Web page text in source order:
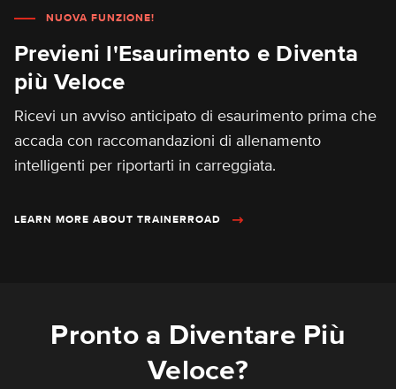
NUOVA FUNZIONE!
Previeni l'Esaurimento e Diventa
più Veloce
Ricevi un avviso anticipato di esaurimento prima che
accada con raccomandazioni di allenamento
intelligenti per riportarti in carreggiata.
LEARN MORE ABOUT TRAINERROAD
Pronto a Diventare Più
Veloce?